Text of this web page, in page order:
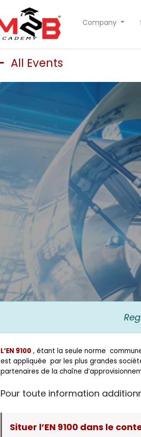
Company
All Events
L’EN 9100 , étant la seule norme
est appliquée par les plus grandes
partenaires de la chaîne
Pour toute information
Situer l’EN 9100 dans le